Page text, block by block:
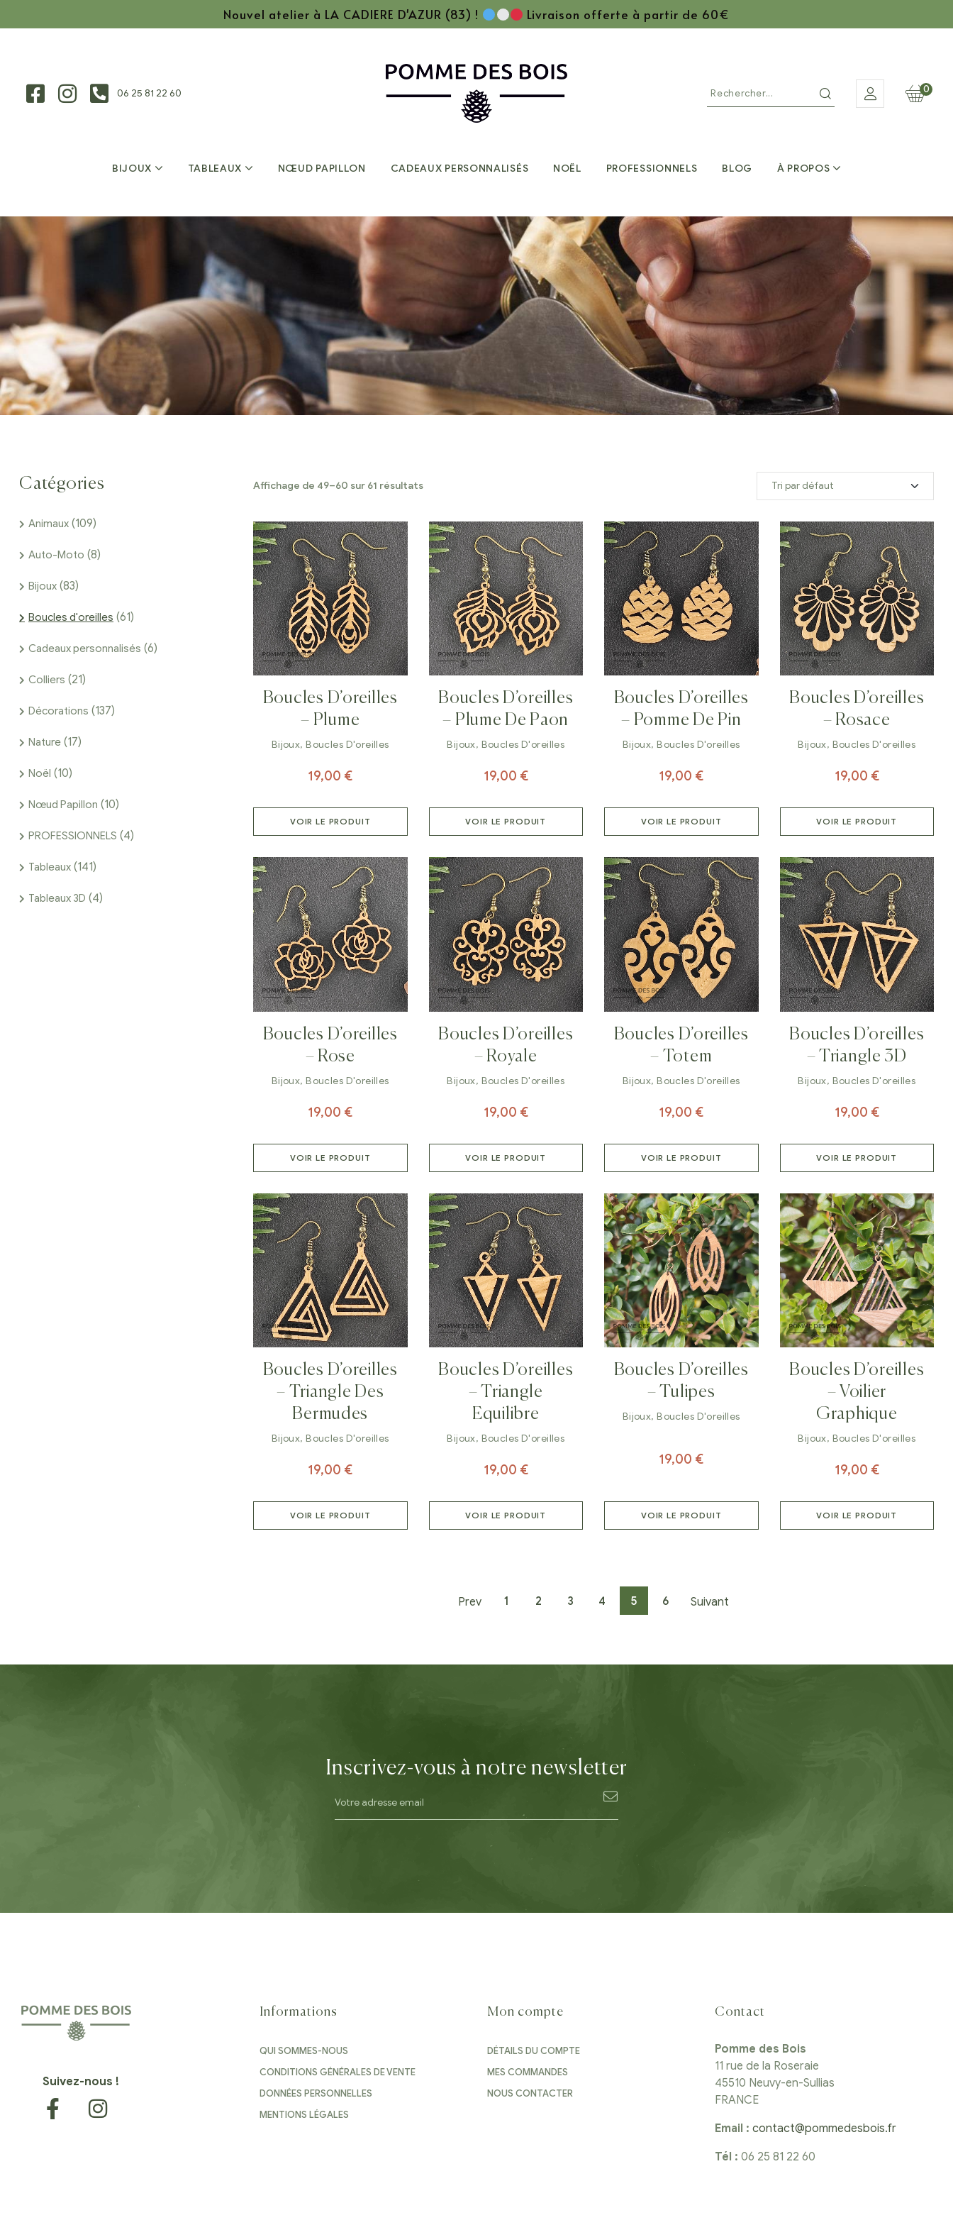
Nouvel atelier à LA CADIERE D'AZUR (83) ! Livraison offerte à partir de 60€
06 25 81 22 60 0
BIJOUX TABLEAUX NŒUD PAPILLON CADEAUX PERSONNALISÉS NOËL PROFESSIONNELS BLOG À PROPOS
Affichage de 49–60 sur 61 résultats
Boucles D’oreilles
– Plume
Bijoux,Boucles D'oreilles
19,00 €
VOIR LE PRODUIT
Boucles D’oreilles
– Plume De Paon
Bijoux, Boucles D'oreilles
19,00 €
VOIR LE PRODUIT
Boucles D’oreilles
– Pomme De Pin
Bijoux,Boucles D'oreilles
19,00 €
VOIR LE PRODUIT
Boucles D’oreilles
– Rosace
Bijoux, Boucles D'oreilles
19,00 €
VOIR LE PRODUIT
Boucles D’oreilles
– Rose
Bijoux,Boucles D'oreilles
19,00 €
VOIR LE PRODUIT
Boucles D’oreilles
– Royale
Bijoux, Boucles D'oreilles
19,00 €
VOIR LE PRODUIT
Boucles D’oreilles
– Totem
Bijoux,Boucles D'oreilles
19,00 €
VOIR LE PRODUIT
Boucles D’oreilles
– Triangle 3D
Bijoux, Boucles D'oreilles
19,00 €
VOIR LE PRODUIT
Boucles D’oreilles
– Triangle Des
Bermudes
Bijoux,Boucles D'oreilles
19,00 €
VOIR LE PRODUIT
Boucles D’oreilles
– Triangle
Equilibre
Bijoux, Boucles D'oreilles
19,00 €
VOIR LE PRODUIT
Boucles D’oreilles
– Tulipes
Bijoux,Boucles D'oreilles
19,00 €
VOIR LE PRODUIT
Boucles D’oreilles
– Voilier
Graphique
Bijoux, Boucles D'oreilles
19,00 €
VOIR LE PRODUIT
Prev 1 2 3 4 5 6 Suivant
Catégories
Animaux (109)
Auto-Moto (8)
Bijoux (83)
Boucles d'oreilles (61)
Cadeaux personnalisés (6)
Colliers (21)
Décorations (137)
Nature (17)
Noël (10)
Nœud Papillon (10)
PROFESSIONNELS (4)
Tableaux (141)
Tableaux 3D (4)
Inscrivez-vous à notre newsletter
Suivez-nous !
Informations
QUI SOMMES-NOUS
CONDITIONS GÉNÉRALES DE VENTE
DONNÉES PERSONNELLES
MENTIONS LÉGALES
Mon compte
DÉTAILS DU COMPTE
MES COMMANDES
NOUS CONTACTER
Contact
Pomme des Bois
11 rue de la Roseraie
45510 Neuvy-en-Sullias
FRANCE
Email : contact@pommedesbois.fr
Tél : 06 25 81 22 60